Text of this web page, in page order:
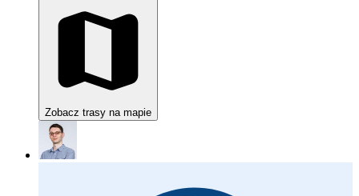
Zobacz trasy na mapie